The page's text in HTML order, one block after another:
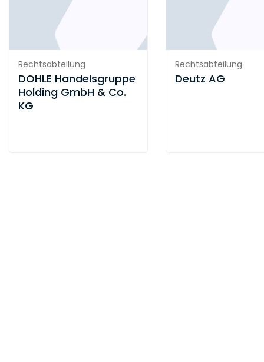
Rechtsabteilung
DOHLE Handelsgruppe
Holding GmbH & Co.
KG
Rechtsabteilung
Deutz AG